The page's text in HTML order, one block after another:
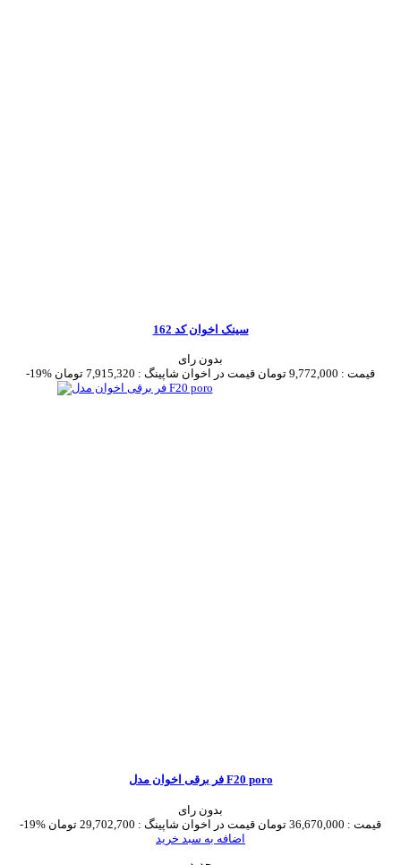
سینک اخوان کد 162
بدون رای
-19%
قیمت : 9,772,000 تومان قیمت در اخوان شاپینگ : 7,915,320 تومان
فر برقی اخوان مدل F20 poro
بدون رای
-19%
قیمت : 36,670,000 تومان قیمت در اخوان شاپینگ : 29,702,700 تومان
اضافه به سبد خرید